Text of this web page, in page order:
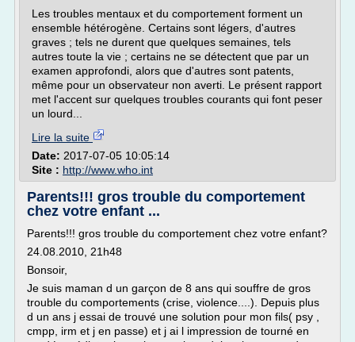
Les troubles mentaux et du comportement forment un
ensemble hétérogène. Certains sont légers, d'autres
graves ; tels ne durent que quelques semaines, tels
autres toute la vie ; certains ne se détectent que par un
examen approfondi, alors que d'autres sont patents,
même pour un observateur non averti. Le présent rapport
met l'accent sur quelques troubles courants qui font peser
un lourd...
Lire la suite
Date: 2017-07-05 10:05:14
Site : http://www.who.int
Parents!!! gros trouble du comportement
chez votre enfant ...
Parents!!! gros trouble du comportement chez votre enfant?
24.08.2010, 21h48
Bonsoir,
Je suis maman d un garçon de 8 ans qui souffre de gros
trouble du comportements (crise, violence....). Depuis plus
d un ans j essai de trouvé une solution pour mon fils( psy ,
cmpp, irm et j en passe) et j ai l impression de tourné en